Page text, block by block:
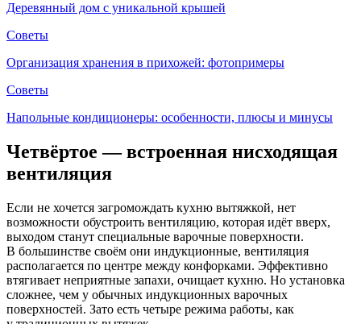
Деревянный дом с уникальной крышей
Советы
Организация хранения в прихожей: фотопримеры
Советы
Напольные кондиционеры: особенности, плюсы и минусы
Четвёртое — встроенная нисходящая
вентиляция
Если не хочется загромождать кухню вытяжкой, нет
возможности обустроить вентиляцию, которая идёт вверх,
выходом станут специальные варочные поверхности.
В большинстве своём они индукционные, вентиляция
располагается по центре между конфорками. Эффективно
втягивает неприятные запахи, очищает кухню. Но установка
сложнее, чем у обычных индукционных варочных
поверхностей. Зато есть четыре режима работы, как